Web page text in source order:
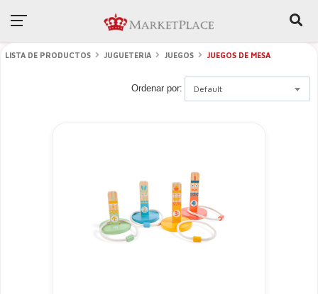
LISTA DE PRODUCTOS JUGUETERIA JUEGOS JUEGOS DE MESA
Ordenar por: Default